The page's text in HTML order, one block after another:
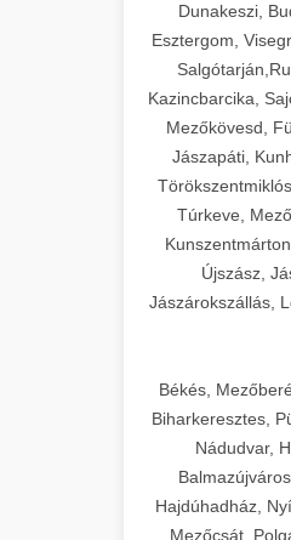
Dunakeszi,
Esztergom,
Kazincbarcika,
Mezőkövesd,
Jászapáti,
Túrkeve,
Újszász,
Jászárokszállás,
Békés,
Biharkeresztes,
Nádudvar,
Hajdúhadház,
Mezőcsát,